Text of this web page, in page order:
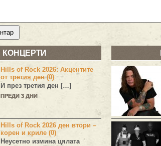
КОНЦЕРТИ
Hills of Rock 2026: Акцентите
от третия ден (0)
И през третия ден […]
ПРЕДИ 3 ДНИ
Hills of Rock 2026 ден втори –
корен и криле (0)
Неусетно измина цялата